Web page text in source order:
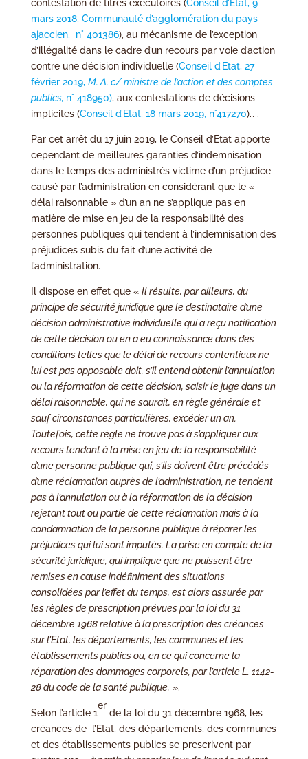
contestation de titres exécutoires (Conseil d’Etat, 9
mars 2018, Communauté d’agglomération du pays
ajaccien, n° 401386), au mécanisme de l’exception
d’illégalité dans le cadre d’un recours par voie d’action
contre une décision individuelle (Conseil d’Etat, 27
février 2019, M. A. c/ ministre de l’action et des comptes
publics, n° 418950), aux contestations de décisions
implicites (Conseil d’Etat, 18 mars 2019, n°417270)… .
Par cet arrêt du 17 juin 2019, le Conseil d’Etat apporte
cependant de meilleures garanties d’indemnisation
dans le temps des administrés victime d’un préjudice
causé par l’administration en considérant que le «
délai raisonnable » d’un an ne s’applique pas en
matière de mise en jeu de la responsabilité des
personnes publiques qui tendent à l’indemnisation des
préjudices subis du fait d’une activité de
l’administration.
Il dispose en effet que « Il résulte, par ailleurs, du
principe de sécurité juridique que le destinataire d’une
décision administrative individuelle qui a reçu notification
de cette décision ou en a eu connaissance dans des
conditions telles que le délai de recours contentieux ne
lui est pas opposable doit, s’il entend obtenir l’annulation
ou la réformation de cette décision, saisir le juge dans un
délai raisonnable, qui ne saurait, en règle générale et
sauf circonstances particulières, excéder un an.
Toutefois, cette règle ne trouve pas à s’appliquer aux
recours tendant à la mise en jeu de la responsabilité
d’une personne publique qui, s’ils doivent être précédés
d’une réclamation auprès de l’administration, ne tendent
pas à l’annulation ou à la réformation de la décision
rejetant tout ou partie de cette réclamation mais à la
condamnation de la personne publique à réparer les
préjudices qui lui sont imputés. La prise en compte de la
sécurité juridique, qui implique que ne puissent être
remises en cause indéfiniment des situations
consolidées par l’effet du temps, est alors assurée par
les règles de prescription prévues par la loi du 31
décembre 1968 relative à la prescription des créances
sur l’Etat, les départements, les communes et les
établissements publics ou, en ce qui concerne la
réparation des dommages corporels, par l’article L. 1142-
28 du code de la santé publique. ».
Selon l’article 1
er
de la loi du 31 décembre 1968, les
créances de l’Etat, des départements, des communes
et des établissements publics se prescrivent par